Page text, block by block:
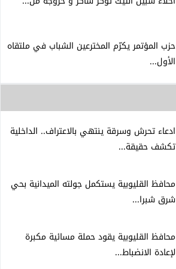
حزب المؤتمر يكرّم المخترعين الشباب في ملتقاه
الأول...
ادعاء تحرش وسرقة ينتهي بالاعتراف.. الداخلية
تكشف حقيقة...
محافظ القليوبية يستكمل جولته الميدانية بحي
شرق شبرا...
محافظ القليوبية يقود حملة مسائية مكبرة
لإعادة الانضباط...